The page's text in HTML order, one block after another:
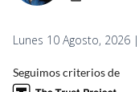
Lunes 10 Agosto, 2026
Seguimos criterios de